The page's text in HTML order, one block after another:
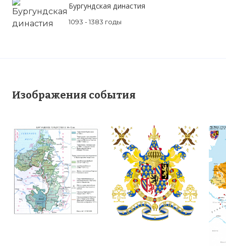
Бургундская династия
1093 - 1383 годы
Изображения события